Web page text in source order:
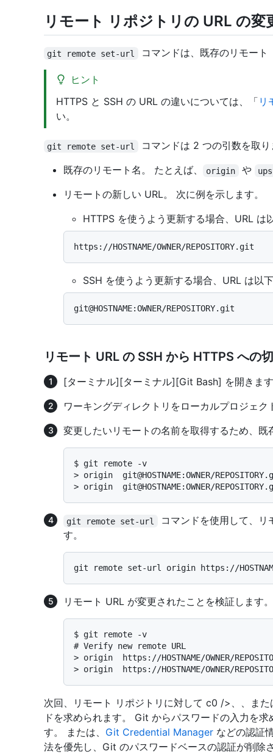
リモート リポジトリの URL の変
git remote set-url コマンドは、既存のリモー
ヒント
HTTPS と SSH の URL の違いについては、「 リ
い。
git remote set-url
コマンドは 2 つの引数を取
既存のリモート名。 たとえば、
origin や
リモートの新しい URL。 次に例を示します。
HTTPS を使うよう更新する場合、URL は
SSH を使うよう更新する場合、URL は以
リモート URL の SSH から HTTPS への
[ターミナル][ターミナル][Git Bash] を開きま
ワーキングディレクトリをローカルプロジェク
変更したいリモートの名前を取得するため、
$ git remote -v
> origin  git@HOSTNAME:OWNER/
> origin  git@HOSTNAME:OWNER/
git remote set-url
コマンドを使用して、
す。
リモート URL が変更されたことを検証します。
$ git remote -v
# Verify new remote URL
> origin  https://HOSTNAME/OWNER/
> origin  https://HOSTNAME/OWNER/
次回、リモート リポジトリに対して c0 />、 、ま
ドを求められます。 Git からパスワードの入力を
す。 または、 Git Credential Manager などの認証
法を優先し、Git のパスワードベースの認証が削除